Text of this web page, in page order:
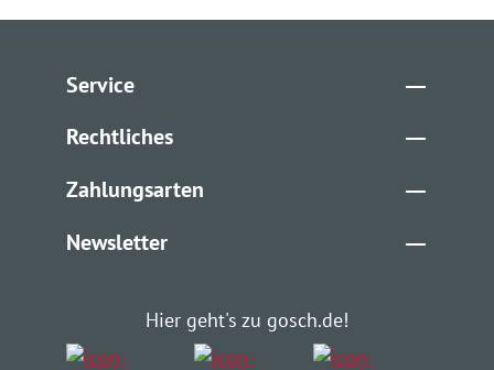
Service
Rechtliches
Newsletter
Hier geht's zu gosch.de!
Zahlungsarten